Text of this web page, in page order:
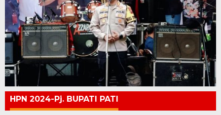
HPN 2024-Pj. BUPATI PATI